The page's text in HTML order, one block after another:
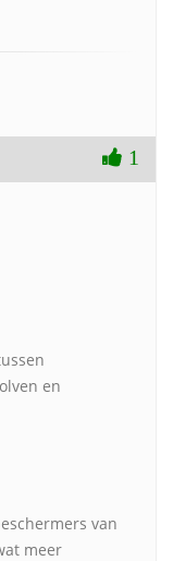
1
en
van
meer